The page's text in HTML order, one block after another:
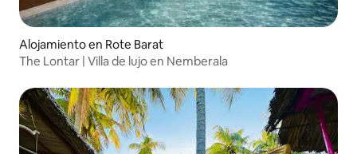
Alojamiento en Rote Barat
The Lontar | Villa de lujo en Nemberala